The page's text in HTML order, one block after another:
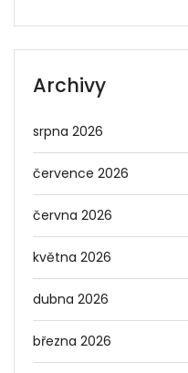
Archivy
srpna 2026
července 2026
června 2026
května 2026
dubna 2026
března 2026